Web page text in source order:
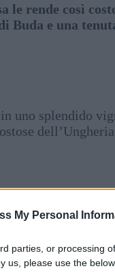
My Personal
parties, or processing
us, please use the
le rende così
Buda e una
uno splendido
non è